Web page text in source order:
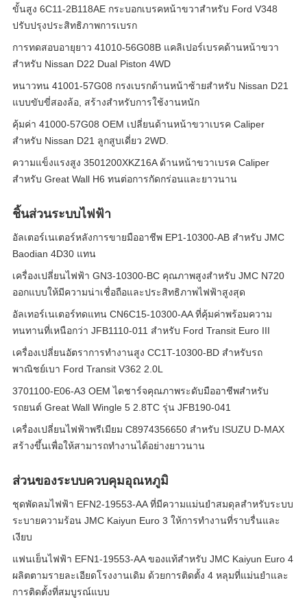
ขั้นสูง 6C11-2B118AE กระบอกเบรคหน้าขวาสำหรับ Ford V348
ปรับปรุงประสิทธิภาพการเบรก
การทดสอบอายุยาว 41010-56G08B แคลิเปอร์เบรคด้านหน้าขวา
สําหรับ Nissan D22 Dual Piston 4WD
หนาวทน 41001-57G08 กรงเบรกด้านหน้าซ้ายสําหรับ Nissan D21
แบบขับขี่สองล้อ, สร้างสําหรับการใช้งานหนัก
คุ้มค่า 41000-57G08 OEM เปลี่ยนด้านหน้าขวาเบรค Caliper
สำหรับ Nissan D21 ลูกสูบเดี่ยว 2WD.
ความแข็งแรงสูง 3501200XKZ16A ด้านหน้าขวาเบรค Caliper
สำหรับ Great Wall H6 ทนต่อการกัดกร่อนและยาวนาน
ชิ้นส่วนระบบไฟฟ้า
อัลเตอร์เนเตอร์หลังการขายมืออาชีพ EP1-10300-AB สําหรับ JMC
Baodian 4D30 แทน
เครื่องเปลี่ยนไฟฟ้า GN3-10300-BC คุณภาพสูงสําหรับ JMC N720
ออกแบบให้มีความน่าเชื่อถือและประสิทธิภาพไฟฟ้าสูงสุด
อัลเทอร์เนเตอร์ทดแทน CN6C15-10300-AA ที่คุ้มค่าพร้อมความ
ทนทานที่เหนือกว่า JFB1110-011 สำหรับ Ford Transit Euro III
เครื่องเปลี่ยนอัตราการทํางานสูง CC1T-10300-BD สําหรับรถ
พาณิชย์เบา Ford Transit V362 2.0L
3701100-E06-A3 OEM ไดชาร์จคุณภาพระดับมืออาชีพสำหรับ
รถยนต์ Great Wall Wingle 5 2.8TC รุ่น JFB190-041
เครื่องเปลี่ยนไฟฟ้าพรีเมียม C8974356650 สําหรับ ISUZU D-MAX
สร้างขึ้นเพื่อให้สามารถทํางานได้อย่างยาวนาน
ส่วนของระบบควบคุมอุณหภูมิ
ชุดพัดลมไฟฟ้า EFN2-19553-AA ที่มีความแม่นยำสมดุลสำหรับระบบ
ระบายความร้อน JMC Kaiyun Euro 3 ให้การทำงานที่ราบรื่นและ
เงียบ
แฟนเย็นไฟฟ้า EFN1-19553-AA ของแท้สําหรับ JMC Kaiyun Euro 4
ผลิตตามรายละเอียดโรงงานเดิม ด้วยการติดตั้ง 4 หลุมที่แม่นยําและ
การติดตั้งที่สมบูรณ์แบบ